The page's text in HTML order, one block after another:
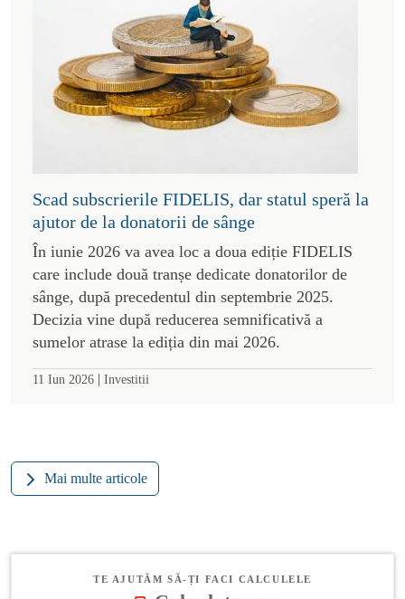
Scad subscrierile FIDELIS, dar statul speră la
ajutor de la donatorii de sânge
În iunie 2026 va avea loc a doua ediție FIDELIS
care include două tranșe dedicate donatorilor de
sânge, după precedentul din septembrie 2025.
Decizia vine după reducerea semnificativă a
sumelor atrase la ediția din mai 2026.
11 Iun 2026 | Investitii
Mai multe articole
TE AJUTĂM SĂ-ȚI FACI CALCULELE